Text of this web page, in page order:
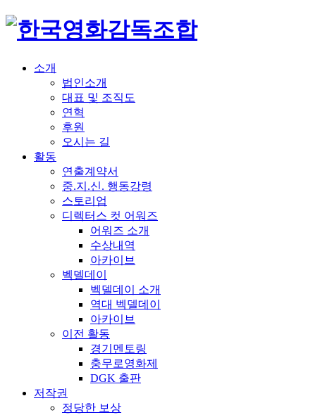
소개
법인소개
대표 및 조직도
연혁
후원
오시는 길
활동
연출계약서
중.지.신. 행동강령
스토리업
디렉터스 컷 어워즈
어워즈 소개
수상내역
아카이브
벡델데이
벡델데이 소개
역대 벡델데이
아카이브
이전 활동
경기멘토링
충무로영화제
DGK 출판
저작권
정당한 보상